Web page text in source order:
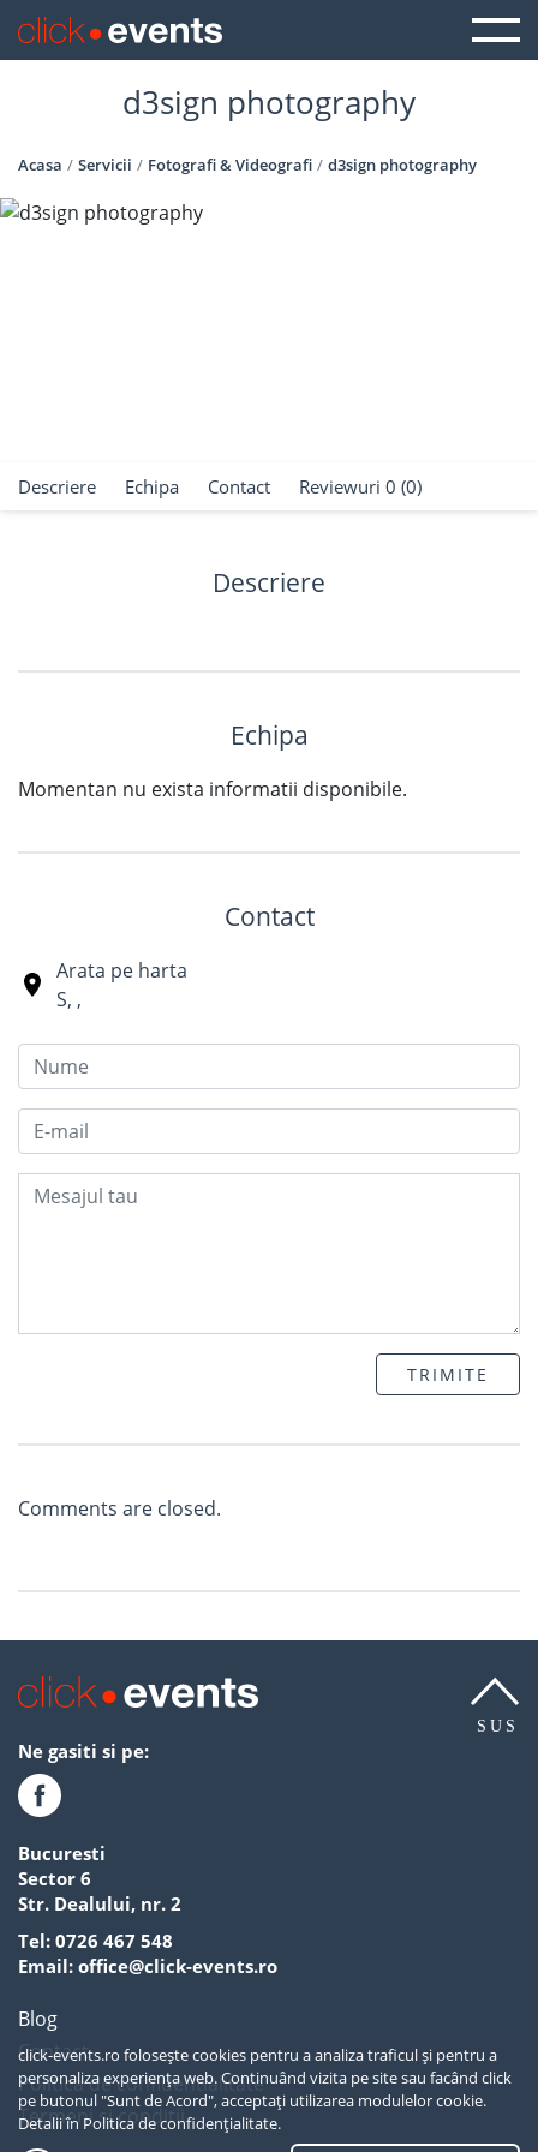
click-events.ro folosește cookies pentru a analiza traficul și pentru a
personaliza experiența web. Continuând vizita pe site sau facând click
pe butonul "Sunt de Acord", acceptați utilizarea modulelor cookie.
Detalii în Politica de confidențialitate.
d3sign photography
Acasa Servicii Fotografi & Videografi d3sign photography
Descriere Echipa Contact Reviewuri 0 (0)
Descriere
Echipa
Momentan nu exista informatii disponibile.
Contact
Arata pe harta
S, ,
TRIMITE
Comments are closed.
SUS
Ne gasiti si pe:
Bucuresti
Sector 6
Str. Dealului, nr. 2
Tel: 0726 467 548
Email: office@click-events.ro
Blog
Contact
Politica de confidentialitate
Termeni si conditii